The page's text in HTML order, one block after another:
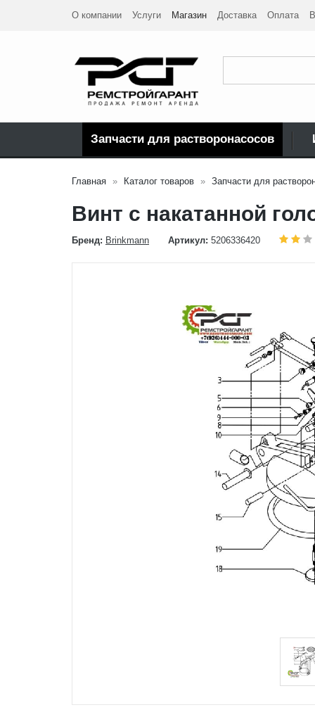
О компании Услуги Магазин Доставка Оплата
Запчасти для растворонасосов
Главная Каталог товаров Запчасти для
Винт с накатанной
Бренд: Brinkmann Артикул: 5206336420